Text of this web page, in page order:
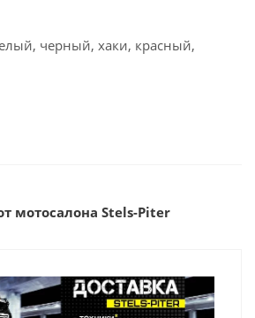
черный, хаки, красный,
мотосалона Stels-Piter